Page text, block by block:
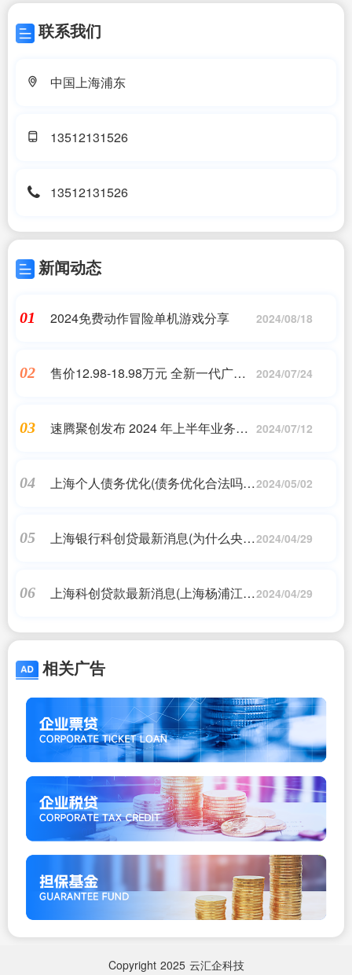
联系我们
中国上海浦东
13512131526
13512131526
新闻动态
01 2024免费动作冒险单机游戏分享 2024/08/18
02
售价12.98-18.98万元 全新一代广汽
2024/07/24
03
速腾聚创发布 2024 年上半年业务概 2024/07/12
04
上海个人债务优化(债务优化合法吗? 2024/05/02
05
上海银行科创贷最新消息(为什么央地2024/04/29
06
上海科创贷款最新消息(上海杨浦江科2024/04/29
相关广告
Copyright 2025 云汇企科技